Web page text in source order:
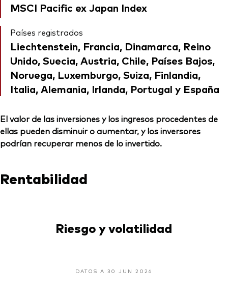
MSCI Pacific ex Japan Index
Países registrados
Liechtenstein, Francia, Dinamarca, Reino
Unido, Suecia, Austria, Chile, Países Bajos,
Noruega, Luxemburgo, Suiza, Finlandia,
Italia, Alemania, Irlanda, Portugal y España
El valor de las inversiones y los ingresos procedentes de
ellas pueden disminuir o aumentar, y los inversores
podrían recuperar menos de lo invertido.
Rentabilidad
Riesgo y volatilidad
DATOS A 30 JUN 2026